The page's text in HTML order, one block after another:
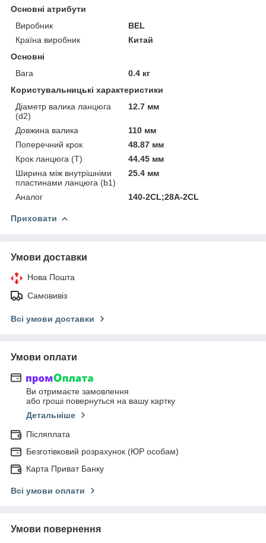
Основні атрибути
Виробник
BEL
Країна виробник
Китай
Основні
Вага
0.4 кг
Користувальницькі характеристики
Діаметр валика ланцюга
(d2)
12.7 мм
Довжина валика
110 мм
Поперечний крок
48.87 мм
Крок ланцюга (T)
44.45 мм
Ширина між внутрішніми
пластинами ланцюга (b1)
25.4 мм
Аналог 140-2CL;28A-2CL
Приховати
Умови доставки
Нова Пошта
Самовивіз
Всі умови доставки
Умови оплати
Ви отримаєте замовлення
або гроші повернуться на вашу картку
Детальніше
Післяплата
Безготівковий розрахунок (ЮР особам)
Карта Приват Банку
Всі умови оплати
Умови повернення